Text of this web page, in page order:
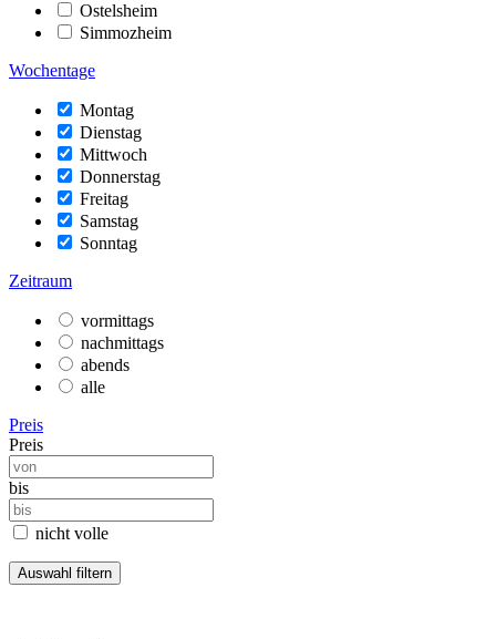
Ostelsheim
Simmozheim
Wochentage
Montag
Dienstag
Mittwoch
Donnerstag
Freitag
Samstag
Sonntag
Zeitraum
vormittags
nachmittags
abends
alle
Preis
Preis
bis
nicht volle